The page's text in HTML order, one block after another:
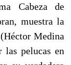
Cabeza de
muestra la
Medina
las pelucas en